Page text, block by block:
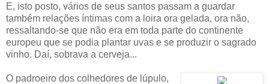
E, isto posto, vários de seus santos passam a guardar
também relações íntimas com a loira ora gelada, ora não,
ressaltando-se que não era em toda parte do continente
europeu que se podia plantar uvas e se produzir o sagrado
vinho. Daí, sobrava a cerveja...
O padroeiro dos colhedores de lúpulo,